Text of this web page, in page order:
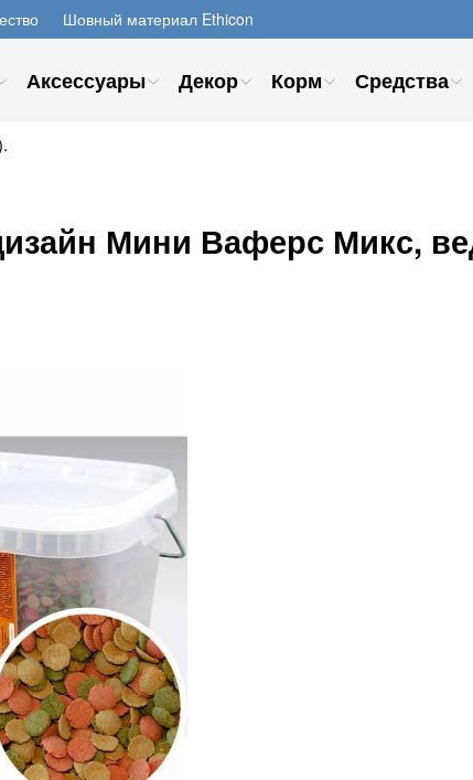
Шовный материал Ethicon
Аксессуары Декор Корм Средства
Мини Ваферс Микс,